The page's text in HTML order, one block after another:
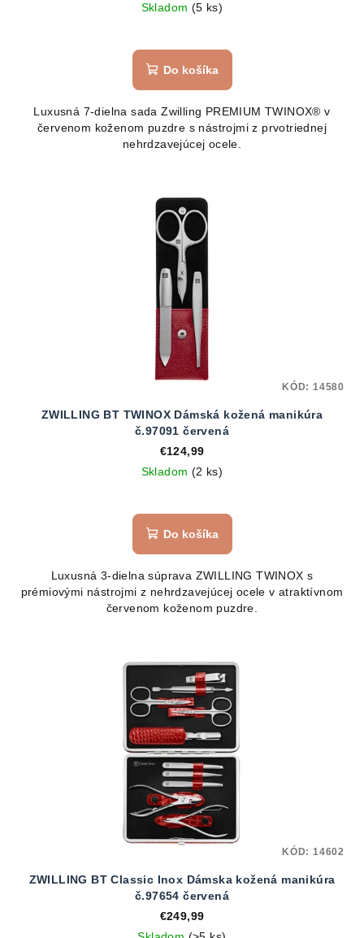
Skladom (5 ks)
Do košíka
Luxusná 7-dielna sada Zwilling PREMIUM TWINOX® v
červenom koženom puzdre s nástrojmi z prvotriednej
nehrdzavejúcej ocele.
ZWILLING BT TWINOX Dámská kožená manikúra
č.97091 červená
€124,99
Skladom (2 ks)
Do košíka
Luxusná 3-dielna súprava ZWILLING TWINOX s
prémiovými nástrojmi z nehrdzavejúcej ocele v atraktívnom
červenom koženom puzdre.
KÓD: 14580
ZWILLING BT Classic Inox Dámska kožená manikúra
č.97654 červená
€249,99
KÓD: 14602